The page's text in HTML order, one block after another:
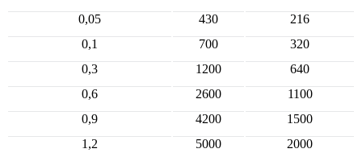
0,05 430
216
0,1
700
320
0,3
1200
640
0,6
2600
1100
0,9
4200
1500
1,2
5000
2000